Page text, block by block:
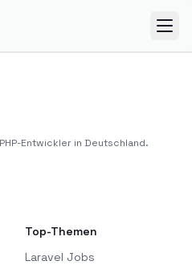
Entwickler in Deutschland.
Top-Themen
Laravel Jobs